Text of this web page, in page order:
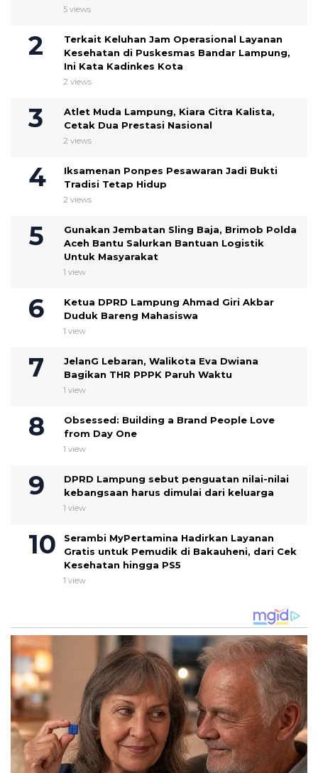
5 views
Terkait Keluhan Jam Operasional Layanan
Kesehatan di Puskesmas Bandar Lampung,
Ini Kata Kadinkes Kota
2 views
Atlet Muda Lampung, Kiara Citra Kalista,
Cetak Dua Prestasi Nasional
2 views
Iksamenan Ponpes Pesawaran Jadi Bukti
Tradisi Tetap Hidup
2 views
Gunakan Jembatan Sling Baja, Brimob Polda
Aceh Bantu Salurkan Bantuan Logistik
Untuk Masyarakat
1 view
Ketua DPRD Lampung Ahmad Giri Akbar
Duduk Bareng Mahasiswa
1 view
JelanG Lebaran, Walikota Eva Dwiana
Bagikan THR PPPK Paruh Waktu
1 view
Obsessed: Building a Brand People Love
from Day One
1 view
DPRD Lampung sebut penguatan nilai-nilai
kebangsaan harus dimulai dari keluarga
1 view
Serambi MyPertamina Hadirkan Layanan
Gratis untuk Pemudik di Bakauheni, dari Cek
Kesehatan hingga PS5
1 view